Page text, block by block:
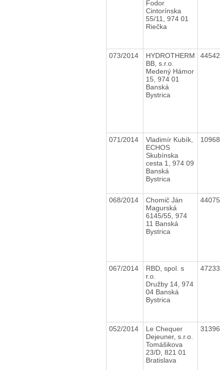
Fodor
Cintorínska
55/11, 974 01
Riečka
073/2014
HYDROTHERM
BB, s.r.o.
Medený Hámor
15, 974 01
Banská
Bystrica
071/2014
Vladimír Kubík,
ECHOS
Skubínska
cesta 1, 974 09
Banská
Bystrica
068/2014
Chomič Ján
Magurská
6145/55, 974
11 Banská
Bystrica
067/2014
RBD, spol. s
r.o.
Družby 14, 974
04 Banská
Bystrica
052/2014
Le Chequer
Dejeuner, s.r.o.
Tomášikova
23/D, 821 01
Bratislava